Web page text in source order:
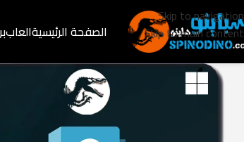
Skip to navigation
Skip to main content
الصفحة الرئيسيةالعاب